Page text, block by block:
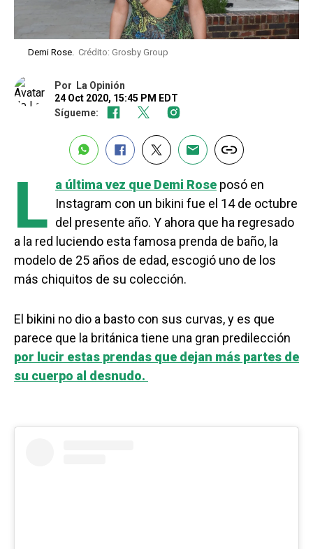
Demi Rose. Crédito: Grosby Group
Por
La Opinión
24 Oct 2020, 15:45 PM EDT
Sígueme:
L a última vez que Demi Rose posó en
Instagram con un bikini fue el 14 de octubre
del presente año. Y ahora que ha regresado
a la red luciendo esta famosa prenda de baño, la
modelo de 25 años de edad, escogió uno de los
más chiquitos de su colección.
El bikini no dio a basto con sus curvas, y es que
parece que la británica tiene una gran predilección
por lucir estas prendas que dejan más partes de
su cuerpo al desnudo.